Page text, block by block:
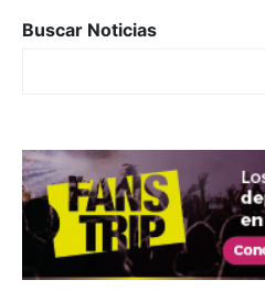
Buscar Noticias